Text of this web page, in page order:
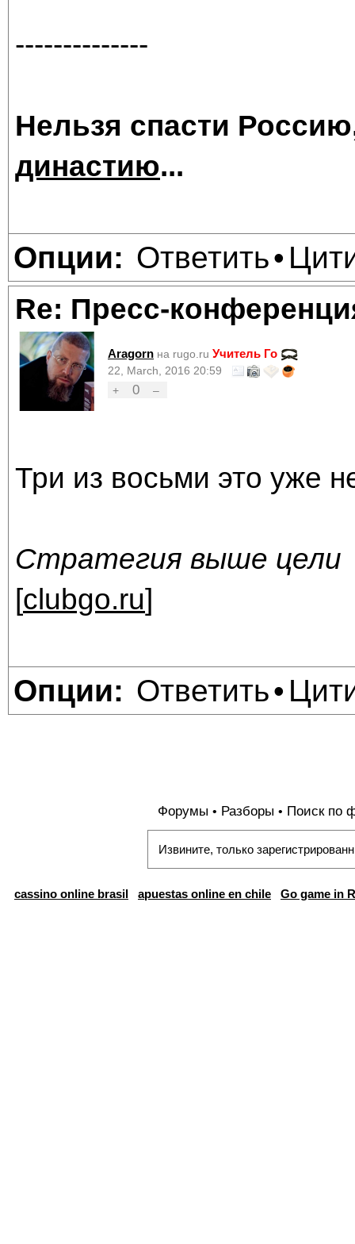
--------------
Нельзя спасти
династию...
Опции: Ответить•
Re: Пресс-
Aragorn на rugo.ru Учитель Го
22, March, 2016 20:59
+
0 –
Три из восьми это уже
Стратегия выше цели
[clubgo.ru]
Опции: Ответить•
Форумы • Разборы • Поиск по
Извините, только
cassino online brasil apuestas online en chile Go game in